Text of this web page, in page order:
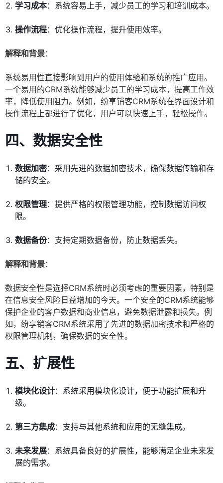
学习成本：系统容易上手，减少员工的学习和培训成本。
操作流程：优化操作流程，提升使用效率。
解释和背景：
系统易用性直接影响到用户的使用体验和系统的推广应用。
一个易用的CRM系统能够减少员工的学习成本，提高工作效
率，降低使用阻力。例如，纷享销客CRM系统在界面设计和
操作流程上都进行了优化，用户可以快速上手，轻松操作。
四、数据安全性
数据加密：采用先进的数据加密技术，确保数据传输和存
储的安全。
权限管理：提供严格的权限管理功能，控制数据访问权
限。
数据备份：支持定期数据备份，防止数据丢失。
解释和背景：
数据安全性是选择CRM系统时必须考虑的重要因素，特别是
在信息安全风险日益增加的今天。一个安全的CRM系统能够
保护企业的客户数据和商业信息，避免数据泄露和损失。例
如，纷享销客CRM系统采用了先进的数据加密技术和严格的
权限管理机制，确保数据的安全性。
五、扩展性
模块化设计：系统采用模块化设计，便于功能扩展和升
级。
第三方集成：支持与其他系统和应用的无缝集成。
未来发展：系统具备良好的扩展性，能够满足企业未来发
展的需求。